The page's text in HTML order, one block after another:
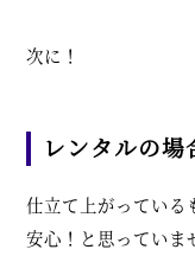
次に！
レンタルの場
仕立て上がっている
安心！と思っていま